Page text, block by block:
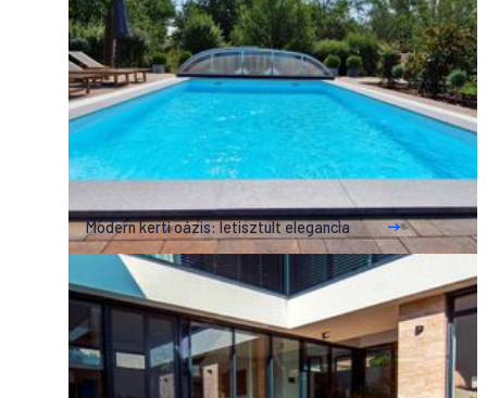
Modern kerti oázis: letisztult elegancia